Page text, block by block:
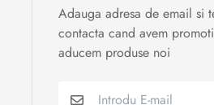
Adauga adresa de email si
contacta cand avem
aducem produse noi